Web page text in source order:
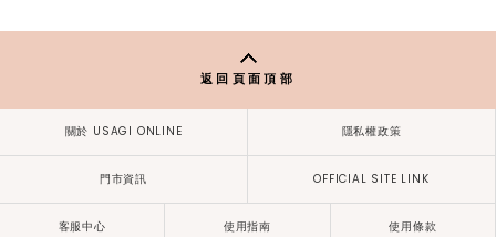
返回頁面頂部
關於 USAGI ONLINE 隱私權政策
門市資訊 OFFICIAL SITE LINK
客服中心 使用指南 使用條款